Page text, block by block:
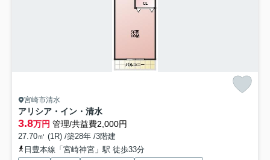
宮崎市清水
アリシア・イン・清水
3.8万円 管理/共益費2,000円
27.70㎡ (1R) /築28年 /3階建
日豊本線「宮崎神宮」駅 徒歩33分